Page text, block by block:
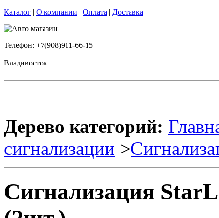
Каталог | О компании | Оплата | Доставка
Телефон: +7(908)911-66-15
Владивосток
Дерево категорий:
сигнализации >
Сигнализация